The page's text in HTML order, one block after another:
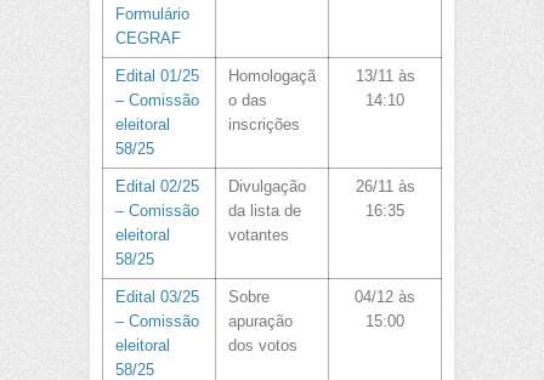
Formulário
CEGRAF
Edital 01/25
– Comissão
eleitoral
58/25
Homologaçã
o das
inscrições
13/11 às
14:10
Edital 02/25
– Comissão
eleitoral
58/25
Divulgação
da lista de
votantes
26/11 às
16:35
Edital 03/25
– Comissão
eleitoral
58/25
Sobre
apuração
dos votos
04/12 às
15:00